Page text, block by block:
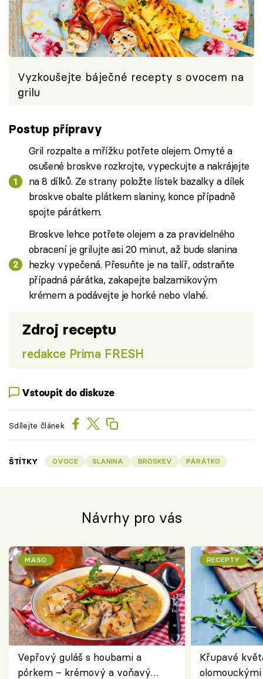
Vyzkoušejte báječné recepty s ovocem na
grilu
Postup přípravy
Gril rozpalte a mřížku potřete olejem. Omyté a
osušené broskve rozkrojte, vypeckujte a nakrájejte
na 8 dílků. Ze strany položte lístek bazalky a dílek
broskve obalte plátkem slaniny, konce případně
spojte párátkem.
Broskve lehce potřete olejem a za pravidelného
obracení je grilujte asi 20 minut, až bude slanina
hezky vypečená. Přesuňte je na talíř, odstraňte
případná párátka, zakapejte balzamikovým
krémem a podávejte je horké nebo vlahé.
Zdroj receptu
redakce Prima FRESH
Vstoupit do diskuze
Sdílejte článek
ŠTÍTKY OVOCE SLANINA BROSKEV PÁRÁTKO
Návrhy pro vás
MASO
Vepřový guláš s houbami a
pórkem – krémový a voňavý
RECEPTY
Křupavé